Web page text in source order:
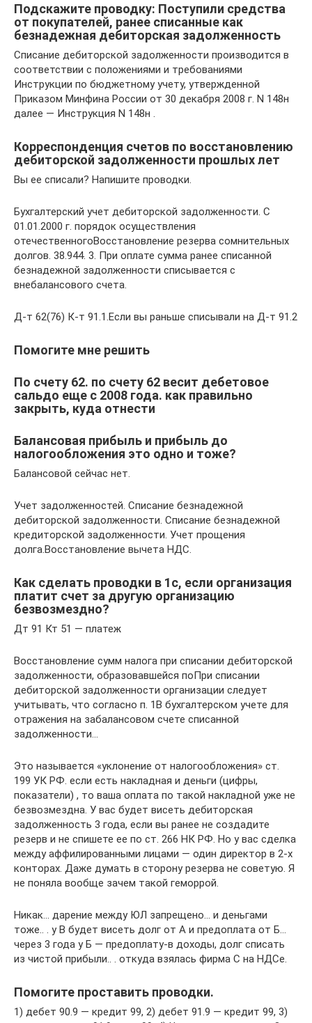
Подскажите проводку: Поступили средства
от покупателей, ранее списанные как
безнадежная дебиторская задолженность
Списание дебиторской задолженности производится в
соответствии с положениями и требованиями
Инструкции по бюджетному учету, утвержденной
Приказом Минфина России от 30 декабря 2008 г. N 148н
далее — Инструкция N 148н .
Корреспонденция счетов по восстановлению
дебиторской задолженности прошлых лет
Вы ее списали? Напишите проводки.
Бухгалтерский учет дебиторской задолженности. С
01.01.2000 г. порядок осуществления
отечественногоВосстановление резерва сомнительных
долгов. 38.944. 3. При оплате сумма ранее списанной
безнадежной задолженности списывается с
внебалансового счета.
Д-т 62(76) К-т 91.1.Если вы раньше списывали на Д-т 91.2
Помогите мне решить
По счету 62. по счету 62 весит дебетовое
сальдо еще с 2008 года. как правильно
закрыть, куда отнести
Балансовая прибыль и прибыль до
налогообложения это одно и тоже?
Балансовой сейчас нет.
Учет задолженностей. Списание безнадежной
дебиторской задолженности. Списание безнадежной
кредиторской задолженности. Учет прощения
долга.Восстановление вычета НДС.
Как сделать проводки в 1с, если организация
платит счет за другую организацию
безвозмездно?
Дт 91 Кт 51 — платеж
Восстановление сумм налога при списании дебиторской
задолженности, образовавшейся поПри списании
дебиторской задолженности организации следует
учитывать, что согласно п. 1В бухгалтерском учете для
отражения на забалансовом счете списанной
задолженности…
Это называется «уклонение от налогообложения» ст.
199 УК РФ. если есть накладная и деньги (цифры,
показатели) , то ваша оплата по такой накладной уже не
безвозмездна. У вас будет висеть дебиторская
задолженность 3 года, если вы ранее не создадите
резерв и не спишете ее по ст. 266 НК РФ. Но у вас сделка
между аффилированными лицами — один директор в 2-х
конторах. Даже думать в сторону резерва не советую. Я
не поняла вообще зачем такой геморрой.
Никак… дарение между ЮЛ запрещено… и деньгами
тоже.. . у В будет висеть долг от А и предоплата от Б…
через 3 года у Б — предоплату-в доходы, долг списать
из чистой прибыли.. . откуда взялась фирма С на НДСе.
Помогите проставить проводки.
1) дебет 90.9 — кредит 99, 2) дебет 91.9 — кредит 99, 3)